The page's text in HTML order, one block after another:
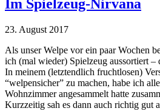
Im Spielzeug-Nirvana
23. August 2017
Als unser Welpe vor ein paar Wochen
ich (mal wieder) Spielzeug aussortiert –
In meinem (letztendlich fruchtlosen)
“welpensicher” zu machen, habe ich
Wohnzimmer angesammelt hatte
Kurzzeitig sah es dann auch richtig gut